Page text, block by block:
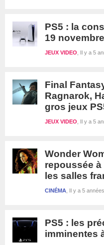
PS5 : la
19
Il y a 5
JEUX VIDEO
Final
Ragnarok,
gros jeux
Il y a 5
JEUX VIDEO
Wonder
repoussée à
les salles
Il y a 5
CINÉMA
PS5 : les
imminentes